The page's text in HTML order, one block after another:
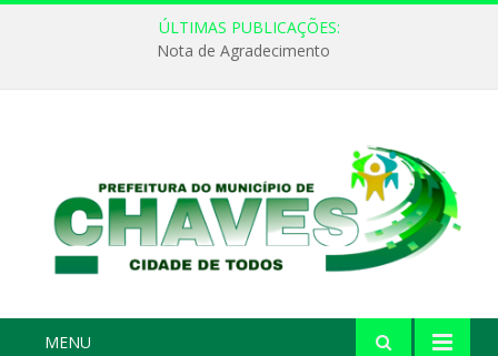
ÚLTIMAS PUBLICAÇÕES:
Nota de Agradecimento
MENU